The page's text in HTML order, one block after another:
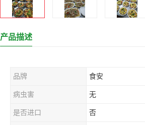
产品描述
品牌 食安
病虫害 无
是否进口 否